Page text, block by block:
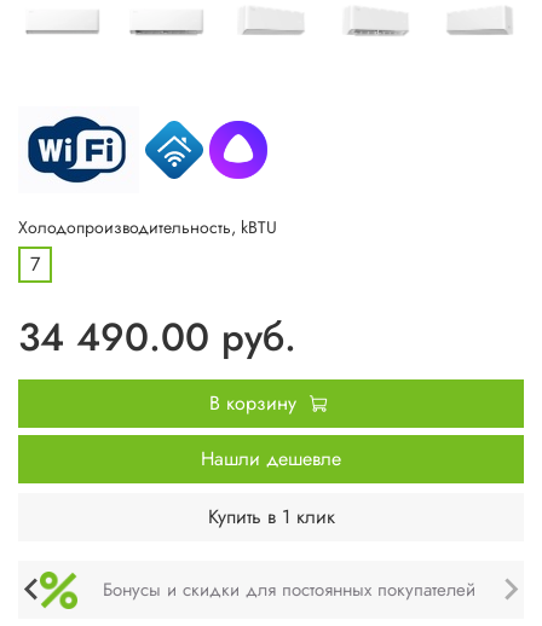
Холодопроизводительность, kBTU
7
34 490.00 руб.
В корзину
Нашли дешевле
Купить в 1 клик
Техническое обслуживание и монтаж